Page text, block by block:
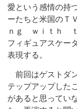
愛という感情の持
ーたちと米国のＴ
ｎｇ ｗｉｔｈ
フィギュアスケー
表現する。
前回はゲストダ
テップアップした
があると思ってい